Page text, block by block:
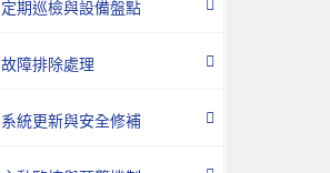
定期巡檢與設備盤點
故障排除處理
系統更新與安全修補